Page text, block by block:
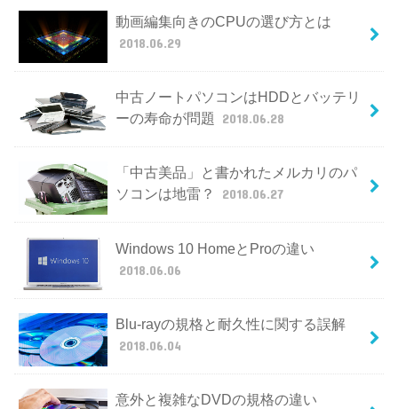
動画編集向きのCPUの選び方とは
2018.06.29
中古ノートパソコンはHDDとバッテリ
ーの寿命が問題
2018.06.28
「中古美品」と書かれたメルカリのパ
ソコンは地雷？
2018.06.27
Windows 10 HomeとProの違い
2018.06.06
Blu-rayの規格と耐久性に関する誤解
2018.06.04
意外と複雑なDVDの規格の違い